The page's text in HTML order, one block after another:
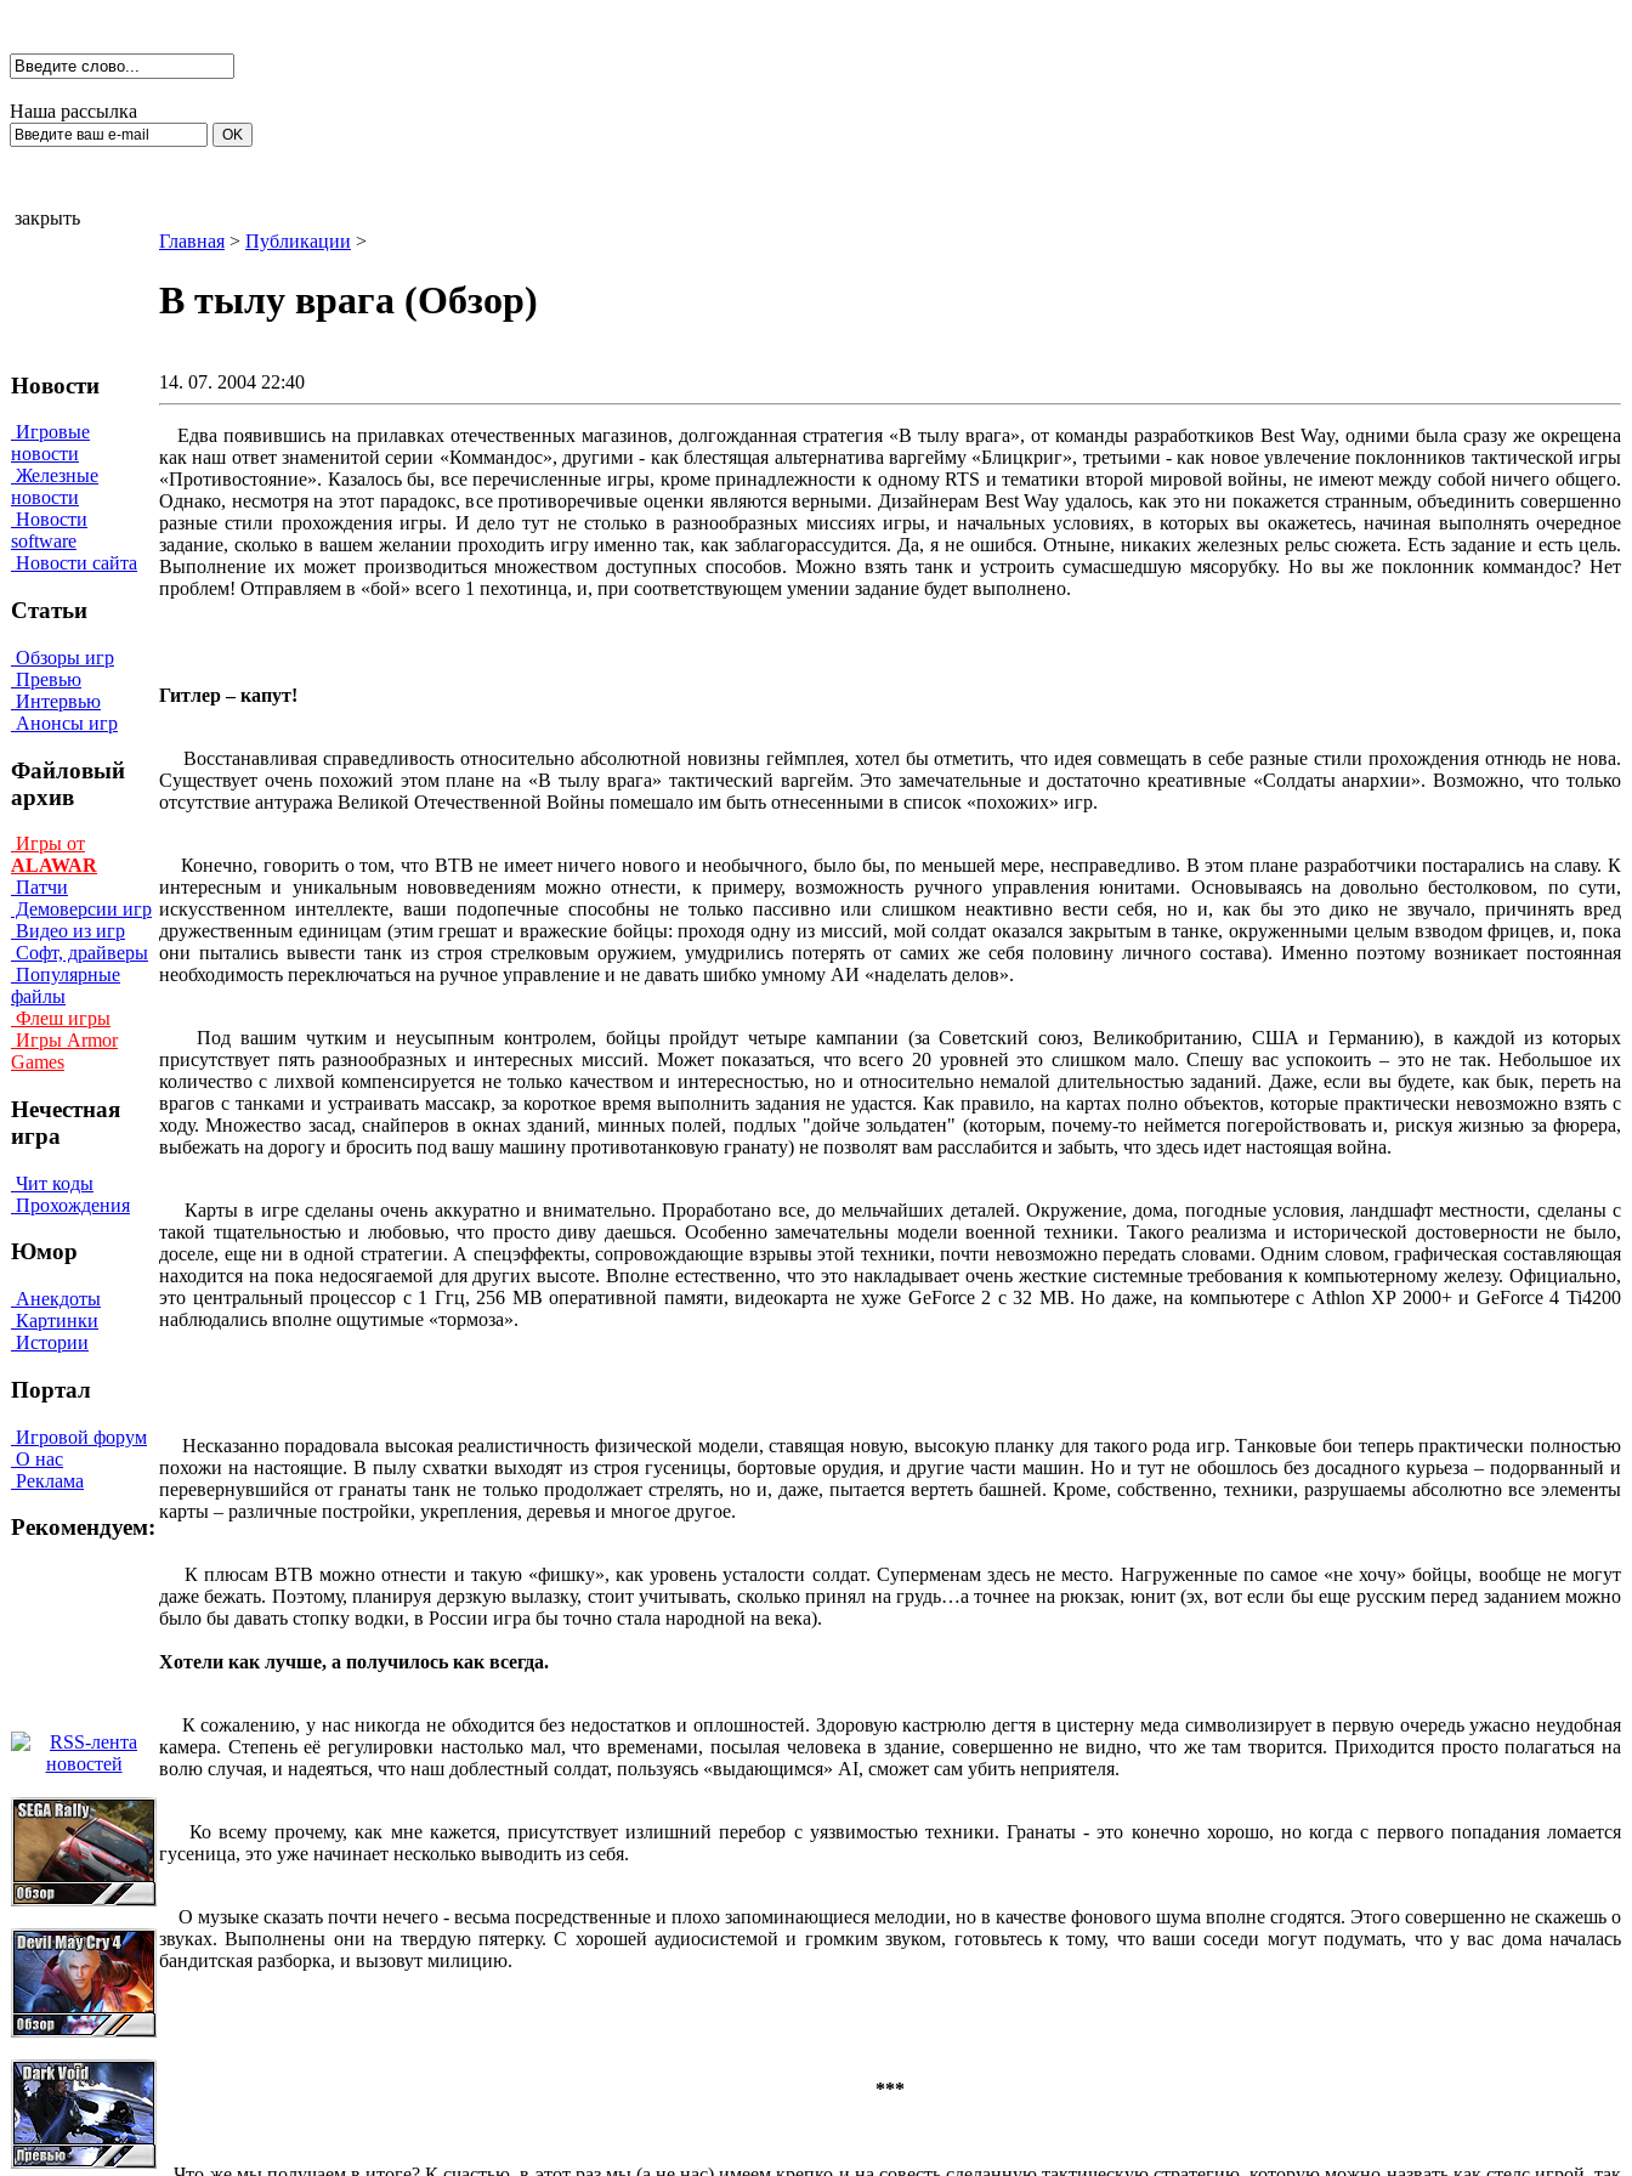
Наша рассылка
закрыть
Новости
Игровые
новости
Железные
новости
Новости
software
Новости сайта
Статьи
Обзоры игр
Превью
Интервью
Анонсы игр
Файловый
архив
Игры от
ALAWAR
Патчи
Демоверсии игр
Видео из игр
Софт, драйверы
Популярные
файлы
Флеш игры
Игры Armor
Games
Нечестная
игра
Чит коды
Прохождения
Юмор
Анекдоты
Картинки
Истории
Портал
Игровой форум
О нас
Реклама
Рекомендуем:
Главная > Публикации >
В тылу врага (Обзор)
14. 07. 2004 22:40
Едва появившись на прилавках отечественных магазинов, долгожданная стратегия «В тылу врага», от команды разработкиков Best Way, одними была сразу же окрещена
как наш ответ знаменитой серии «Коммандос», другими - как блестящая альтернатива варгейму «Блицкриг», третьими - как новое увлечение поклонников тактической игры
«Противостояние». Казалось бы, все перечисленные игры, кроме принадлежности к одному RTS и тематики второй мировой войны, не имеют между собой ничего общего.
Однако, несмотря на этот парадокс, все противоречивые оценки являются верными. Дизайнерам Best Way удалось, как это ни покажется странным, объединить совершенно
разные стили прохождения игры. И дело тут не столько в разнообразных миссиях игры, и начальных условиях, в которых вы окажетесь, начиная выполнять очередное
задание, сколько в вашем желании проходить игру именно так, как заблагорассудится. Да, я не ошибся. Отныне, никаких железных рельс сюжета. Есть задание и есть цель.
Выполнение их может производиться множеством доступных способов. Можно взять танк и устроить сумасшедшую мясорубку. Но вы же поклонник коммандос? Нет
проблем! Отправляем в «бой» всего 1 пехотинца, и, при соответствующем умении задание будет выполнено.
Гитлер – капут!
Восстанавливая справедливость относительно абсолютной новизны геймплея, хотел бы отметить, что идея совмещать в себе разные стили прохождения отнюдь не нова.
Существует очень похожий этом плане на «В тылу врага» тактический варгейм. Это замечательные и достаточно креативные «Солдаты анархии». Возможно, что только
отсутствие антуража Великой Отечественной Войны помешало им быть отнесенными в список «похожих» игр.
Конечно, говорить о том, что ВТВ не имеет ничего нового и необычного, было бы, по меньшей мере, несправедливо. В этом плане разработчики постарались на славу. К
интересным и уникальным нововведениям можно отнести, к примеру, возможность ручного управления юнитами. Основываясь на довольно бестолковом, по сути,
искусственном интеллекте, ваши подопечные способны не только пассивно или слишком неактивно вести себя, но и, как бы это дико не звучало, причинять вред
дружественным единицам (этим грешат и вражеские бойцы: проходя одну из миссий, мой солдат оказался закрытым в танке, окруженными целым взводом фрицев, и, пока
они пытались вывести танк из строя стрелковым оружием, умудрились потерять от самих же себя половину личного состава). Именно поэтому возникает постоянная
необходимость переключаться на ручное управление и не давать шибко умному АИ «наделать делов».
Под вашим чутким и неусыпным контролем, бойцы пройдут четыре кампании (за Советский союз, Великобританию, США и Германию), в каждой из которых
присутствует пять разнообразных и интересных миссий. Может показаться, что всего 20 уровней это слишком мало. Спешу вас успокоить – это не так. Небольшое их
количество с лихвой компенсируется не только качеством и интересностью, но и относительно немалой длительностью заданий. Даже, если вы будете, как бык, переть на
врагов с танками и устраивать массакр, за короткое время выполнить задания не удастся. Как правило, на картах полно объектов, которые практически невозможно взять с
ходу. Множество засад, снайперов в окнах зданий, минных полей, подлых "дойче зольдатен" (которым, почему-то неймется погеройствовать и, рискуя жизнью за фюрера,
выбежать на дорогу и бросить под вашу машину противотанковую гранату) не позволят вам расслабится и забыть, что здесь идет настоящая война.
Карты в игре сделаны очень аккуратно и внимательно. Проработано все, до мельчайших деталей. Окружение, дома, погодные условия, ландшафт местности, сделаны с
такой тщательностью и любовью, что просто диву даешься. Особенно замечательны модели военной техники. Такого реализма и исторической достоверности не было,
доселе, еще ни в одной стратегии. А спецэффекты, сопровождающие взрывы этой техники, почти невозможно передать словами. Одним словом, графическая составляющая
находится на пока недосягаемой для других высоте. Вполне естественно, что это накладывает очень жесткие системные требования к компьютерному железу. Официально,
это центральный процессор с 1 Ггц, 256 МB оперативной памяти, видеокарта не хуже GeForce 2 с 32 MB. Но даже, на компьютере с Athlon XP 2000+ и GeForce 4 Ti4200
наблюдались вполне ощутимые «тормоза».
Несказанно порадовала высокая реалистичность физической модели, ставящая новую, высокую планку для такого рода игр. Танковые бои теперь практически полностью
похожи на настоящие. В пылу схватки выходят из строя гусеницы, бортовые орудия, и другие части машин. Но и тут не обошлось без досадного курьеза – подорванный и
перевернувшийся от гранаты танк не только продолжает стрелять, но и, даже, пытается вертеть башней. Кроме, собственно, техники, разрушаемы абсолютно все элементы
карты – различные постройки, укрепления, деревья и многое другое.
К плюсам ВТВ можно отнести и такую «фишку», как уровень усталости солдат. Суперменам здесь не место. Нагруженные по самое «не хочу» бойцы, вообще не могут
даже бежать. Поэтому, планируя дерзкую вылазку, стоит учитывать, сколько принял на грудь…а точнее на рюкзак, юнит (эх, вот если бы еще русским перед заданием можно
было бы давать стопку водки, в России игра бы точно стала народной на века).
Хотели как лучше, а получилось как всегда.
К сожалению, у нас никогда не обходится без недостатков и оплошностей. Здоровую кастрюлю дегтя в цистерну меда символизирует в первую очередь ужасно неудобная
камера. Степень её регулировки настолько мал, что временами, посылая человека в здание, совершенно не видно, что же там творится. Приходится просто полагаться на
волю случая, и надеяться, что наш доблестный солдат, пользуясь «выдающимся» AI, сможет сам убить неприятеля.
Ко всему прочему, как мне кажется, присутствует излишний перебор с уязвимостью техники. Гранаты - это конечно хорошо, но когда с первого попадания ломается
гусеница, это уже начинает несколько выводить из себя.
О музыке сказать почти нечего - весьма посредственные и плохо запоминающиеся мелодии, но в качестве фонового шума вполне сгодятся. Этого совершенно не скажешь о
звуках. Выполнены они на твердую пятерку. С хорошей аудиосистемой и громким звуком, готовьтесь к тому, что ваши соседи могут подумать, что у вас дома началась
бандитская разборка, и вызовут милицию.
***